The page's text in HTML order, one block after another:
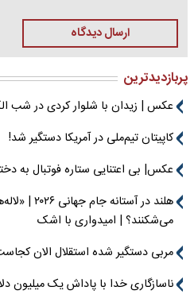
ارسال دیدگاه
پربازدیدترین
عکس | زیدان با شلوار کردی در شب
کاپیتان تیم‌ملی در آمریکا دستگیر شد!
عکس| بی اعتنایی ستاره فوتبال به
هلند در
می‌شکنند؟ | امیدواری با اشک
مربی دستگیر شده استقلال الان
ناسازگاری خدا با پاداش یک میلیون